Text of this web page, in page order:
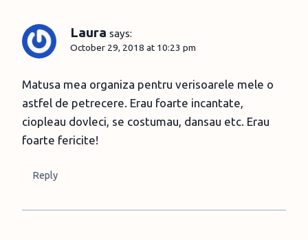
Laura says:
October 29, 2018 at 10:23 pm
Matusa mea organiza pentru verisoarele mele o
astfel de petrecere. Erau foarte incantate,
ciopleau dovleci, se costumau, dansau etc. Erau
foarte fericite!
Reply